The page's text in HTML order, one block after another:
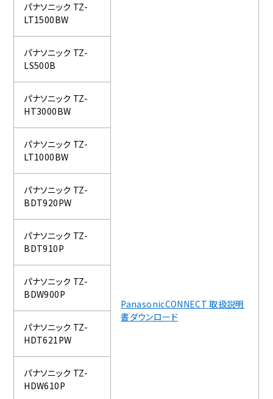
パナソニック TZ-
LT1500BW
PanasonicCONNECT 取扱説明
書ダウンロード
パナソニック TZ-
LS500B
パナソニック TZ-
HT3000BW
パナソニック TZ-
LT1000BW
パナソニック TZ-
BDT920PW
パナソニック TZ-
BDT910P
パナソニック TZ-
BDW900P
パナソニック TZ-
HDT621PW
パナソニック TZ-
HDW610P